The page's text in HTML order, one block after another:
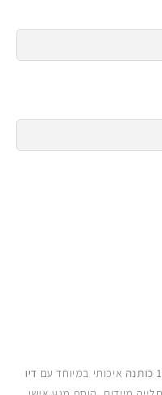
איכותי במיוחד עם דיו